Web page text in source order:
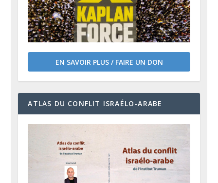
EN SAVOIR PLUS / FAIRE UN DON
ATLAS DU CONFLIT ISRAÉLO-ARABE